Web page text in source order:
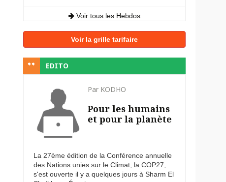
Voir tous les Hebdos
Voir la grille tarifaire
EDITO
Par KODHO
Pour les humains
et pour la planète
La 27ème édition de la Conférence annuelle
des Nations unies sur le Climat, la COP27,
s'est ouverte il y a quelques jours à Sharm El